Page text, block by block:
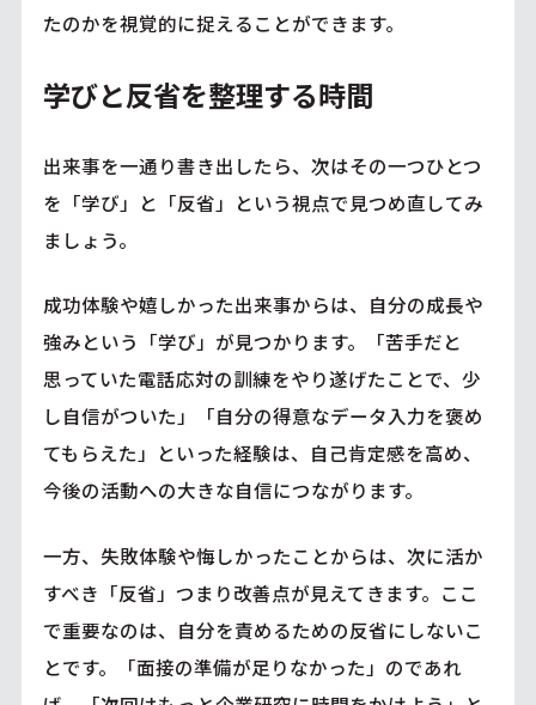
たのかを視覚的に捉えることができます。
学びと反省を整理する時間
出来事を一通り書き出したら、次はその一つひとつ
を「学び」と「反省」という視点で見つめ直してみ
ましょう。
成功体験や嬉しかった出来事からは、自分の成長や
強みという「学び」が見つかります。「苦手だと
思っていた電話応対の訓練をやり遂げたことで、少
し自信がついた」「自分の得意なデータ入力を褒め
てもらえた」といった経験は、自己肯定感を高め、
今後の活動への大きな自信につながります。
一方、失敗体験や悔しかったことからは、次に活か
すべき「反省」つまり改善点が見えてきます。ここ
で重要なのは、自分を責めるための反省にしないこ
とです。「面接の準備が足りなかった」のであれ